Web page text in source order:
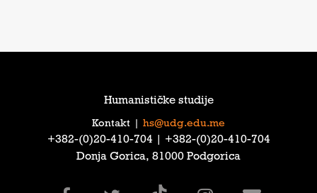
Humanističke studije
Kontakt hs@udg.edu.me
‎+382-(0)20-410-704‎ | ‎+382-(0)20-410-704‎
Donja Gorica, 81000 Podgorica